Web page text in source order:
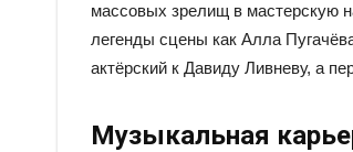
массовых зрелищ в мастерскую
легенды сцены как Алла
актёрский к Давиду Ливневу, а
Музыкальная